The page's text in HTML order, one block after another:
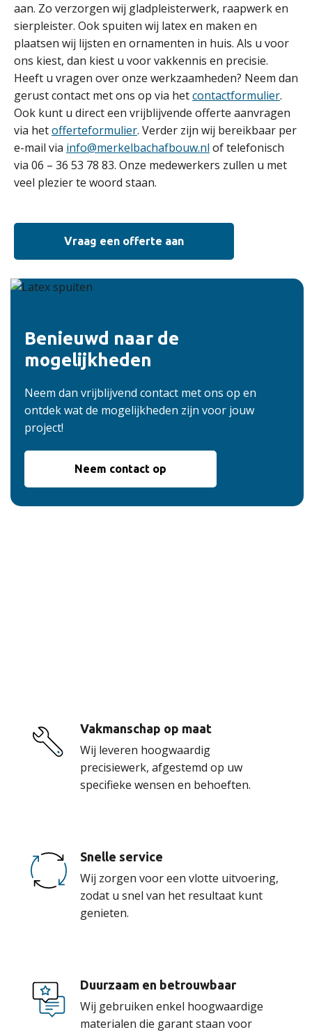
aan. Zo verzorgen wij gladpleisterwerk, raapwerk en
sierpleister. Ook spuiten wij latex en maken en
plaatsen wij lijsten en ornamenten in huis. Als u voor
ons kiest, dan kiest u voor vakkennis en precisie.
Heeft u vragen over onze werkzaamheden? Neem dan
gerust contact met ons op via hetcontactformulier.
Ook kunt u direct een vrijblijvende offerte aanvragen
via hetofferteformulier. Verder zijn wij bereikbaar per
e-mail via info@merkelbachafbouw.nl of telefonisch
via 06 – 36 53 78 83. Onze medewerkers zullen u met
veel plezier te woord staan.
Vraag een offerte aan
Benieuwd naar de
mogelijkheden
Neem dan vrijblijvend contact met ons op en
ontdek wat de mogelijkheden zijn voor jouw
project!
Neem contact op
Vakmanschap op maat
Wij leveren hoogwaardig
precisiewerk, afgestemd op uw
specifieke wensen en behoeften.
Snelle service
Wij zorgen voor een vlotte uitvoering,
zodat u snel van het resultaat kunt
genieten.
Duurzaam en betrouwbaar
Wij gebruiken enkel hoogwaardige
materialen die garant staan voor